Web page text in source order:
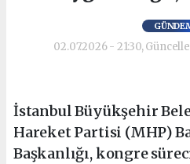
02.07.2026 - 21:30,
İstanbul Büyükşehir
Hareket Partisi (MHP)
Başkanlığı, kongre